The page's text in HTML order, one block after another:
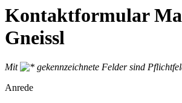
Kontaktformular
Gneissl
Mit
gekennzeichnete Felder sind
Anrede